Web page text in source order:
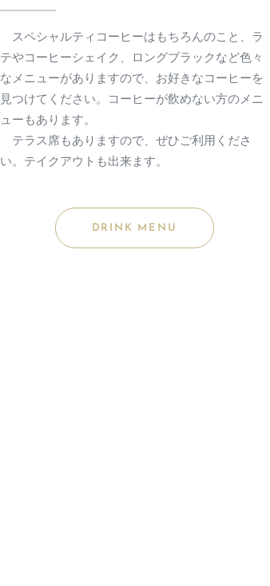
スペシャルティコーヒーはもちろんのこと、ラ
テやコーヒーシェイク、ロングブラックなど色々
なメニューがありますので、お好きなコーヒーを
見つけてください。コーヒーが飲めない方のメニ
ューもあります。
テラス席もありますので、ぜひご利用くださ
い。テイクアウトも出来ます。
DRINK MENU